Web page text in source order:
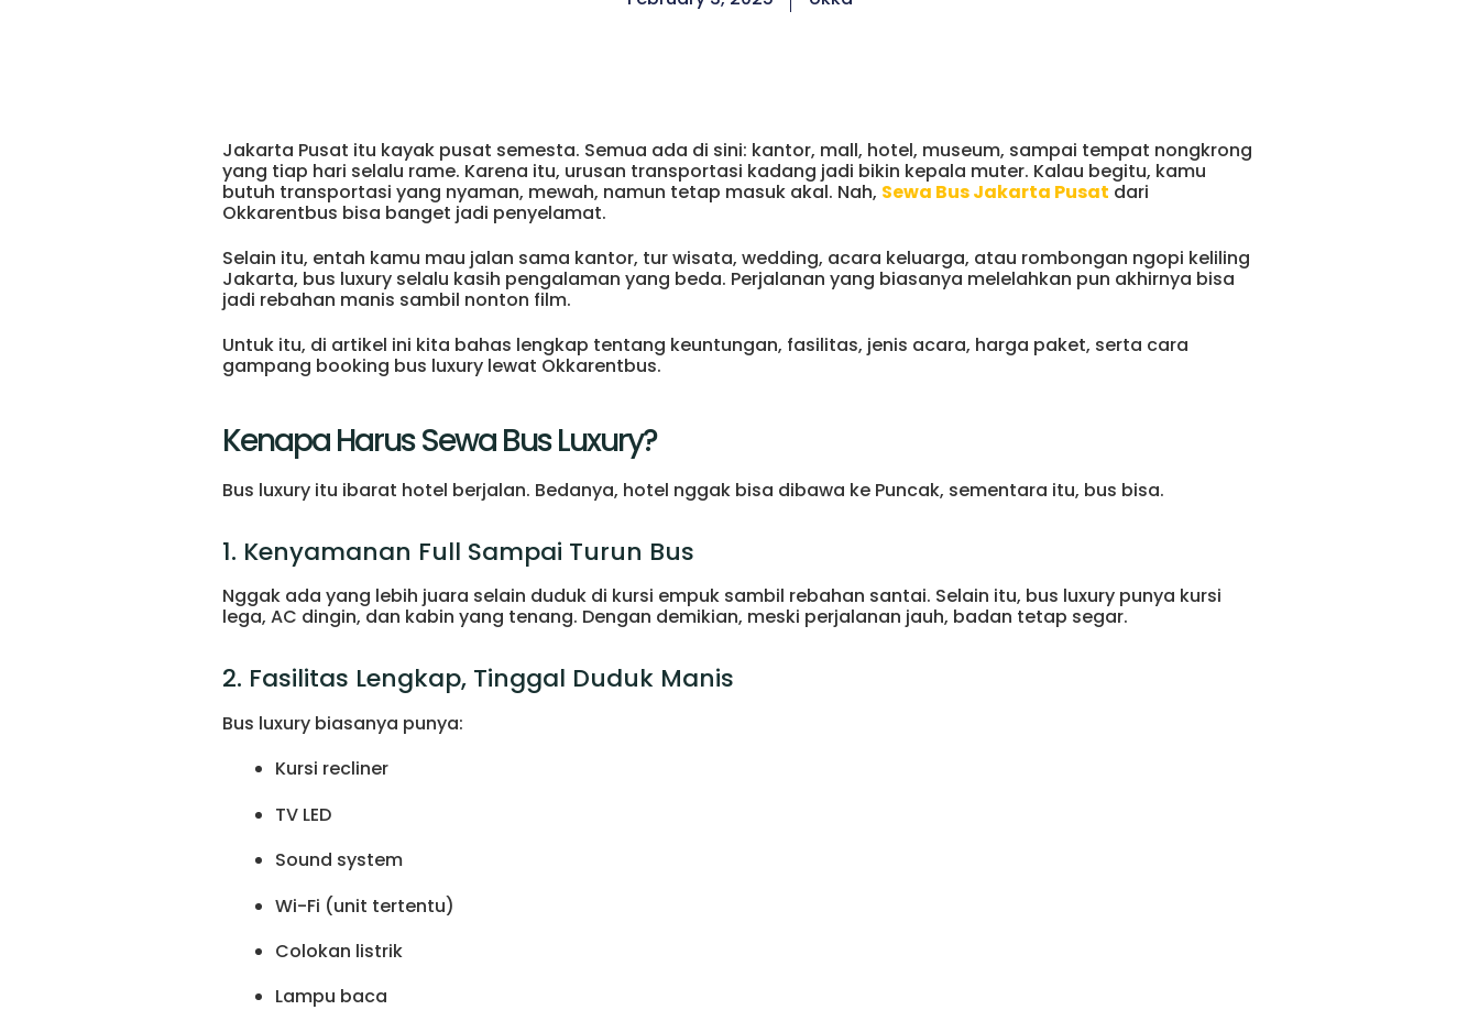
Jakarta Pusat itu kayak pusat semesta. Semua ada di sini: kantor, mall, hotel, museum, sampai tempat nongkrong
yang tiap hari selalu rame. Karena itu, urusan transportasi kadang jadi bikin kepala muter. Kalau begitu, kamu
butuh transportasi yang nyaman, mewah, namun tetap masuk akal. Nah, Sewa Bus Jakarta Pusat dari
Okkarentbus bisa banget jadi penyelamat.
Selain itu, entah kamu mau jalan sama kantor, tur wisata, wedding, acara keluarga, atau rombongan ngopi keliling
Jakarta, bus luxury selalu kasih pengalaman yang beda. Perjalanan yang biasanya melelahkan pun akhirnya bisa
jadi rebahan manis sambil nonton film.
Untuk itu, di artikel ini kita bahas lengkap tentang keuntungan, fasilitas, jenis acara, harga paket, serta cara
gampang booking bus luxury lewat Okkarentbus.
Kenapa Harus Sewa Bus Luxury?
Bus luxury itu ibarat hotel berjalan. Bedanya, hotel nggak bisa dibawa ke Puncak, sementara itu, bus bisa.
1. Kenyamanan Full Sampai Turun Bus
Nggak ada yang lebih juara selain duduk di kursi empuk sambil rebahan santai. Selain itu, bus luxury punya kursi
lega, AC dingin, dan kabin yang tenang. Dengan demikian, meski perjalanan jauh, badan tetap segar.
2. Fasilitas Lengkap, Tinggal Duduk Manis
Bus luxury biasanya punya:
Kursi recliner
TV LED
Sound system
Wi-Fi (unit tertentu)
Colokan listrik
Lampu baca